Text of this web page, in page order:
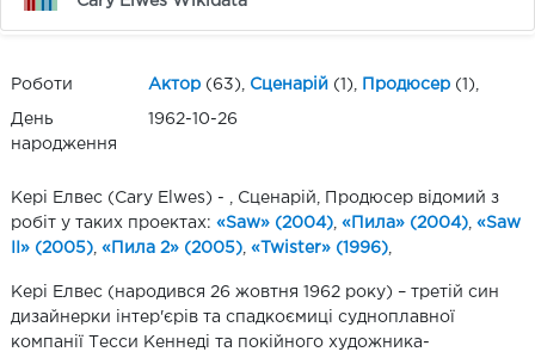
Роботи Актор (63), Сценарій (1), Продюсер (1),
День
народження
1962-10-26
Кері Елвес (Cary Elwes) - , Сценарій, Продюсер відомий з
робіт у таких проектах: «Saw» (2004) «Пила» (2004) «Saw
II» (2005) «Пила 2» (2005) «Twister» (1996)
Кері Елвес (народився 26 жовтня 1962 року) – третій син
дизайнерки інтер'єрів та спадкоємиці судноплавної
компанії Тесси Кеннеді та покійного художника-